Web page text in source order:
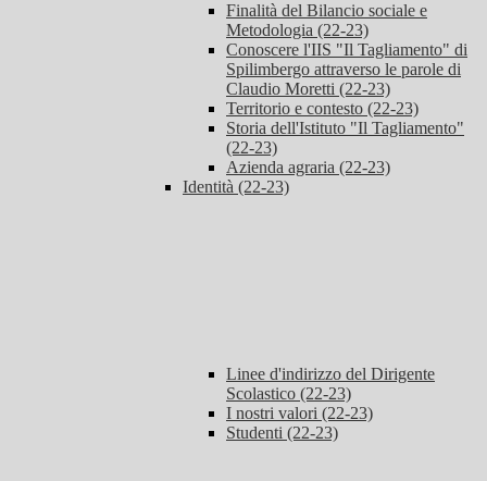
Finalità del Bilancio sociale e
Metodologia (22-23)
Conoscere l'IIS "Il Tagliamento" di
Spilimbergo attraverso le parole di
Claudio Moretti (22-23)
Territorio e contesto (22-23)
Storia dell'Istituto "Il Tagliamento"
(22-23)
Azienda agraria (22-23)
Identità (22-23)
Linee d'indirizzo del Dirigente
Scolastico (22-23)
I nostri valori (22-23)
Studenti (22-23)